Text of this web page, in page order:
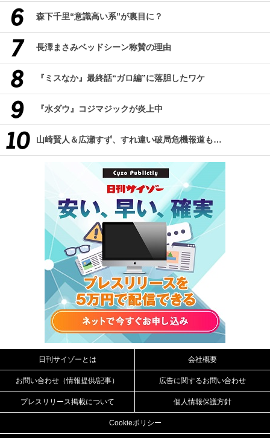
森下千里“意識高い系”が裏目に？
長澤まさみベッドシーン称賛の理由
『ミスなか』最終話“ガロ編”に落胆したワケ
『水ダウ』コジマジックが炎上中
山崎賢人＆広瀬すず、すれ違い破局危機報道も…
日刊サイゾーとは 会社概要
お問い合わせ（情報提供/記事） 広告に関するお問い合わせ
プレスリリース掲載について 個人情報保護方針
Cookieポリシー